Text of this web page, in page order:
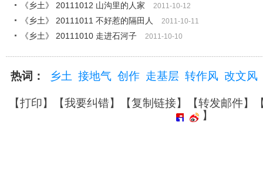
《乡土》 20111012 山沟里的人家 2011-10-12
《乡土》 20111011 不好惹的隔田人 2011-10-11
《乡土》 20111010 走进石河子 2011-10-10
热词： 乡土 接地气 创作 走基层 转作风 改文风
【打印】【我要纠错】【复制链接】【转发邮件】
】